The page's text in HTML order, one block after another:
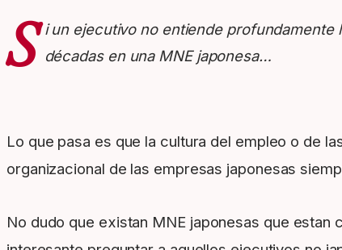
S i un ejecutivo no entiende profundamente
décadas en una MNE japonesa…
Lo que pasa es que la cultura del empleo o de
organizacional de las empresas japonesas
No dudo que existan MNE japonesas que